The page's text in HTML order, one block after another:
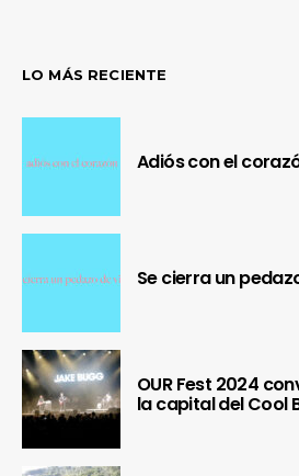
LO MÁS RECIENTE
Adiós con el
Se cierra un
OUR Fest 2024
la capital del Cool